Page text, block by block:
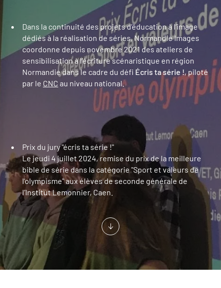
Dans la continuité des projets d’éducation à l’image
dédiés à la réalisation de séries, Normandie Images
coordonne depuis novembre 2021 des ateliers de
sensibilisation à l’écriture scénaristique en région
Normandie dans le cadre du défi Écris ta série !, piloté
par le CNC au niveau national.
Prix du jury "écris ta série !"
Le jeudi 4 juillet 2024, remise du prix de la meilleure
bible de série dans la catégorie "Sport et valeurs de
l’olympisme" aux élèves de seconde générale de
l’Institut Lemonnier, Caen.